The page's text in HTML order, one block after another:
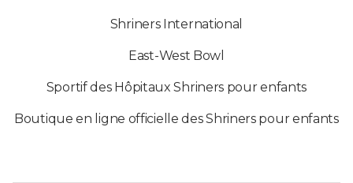
Shriners International
East-West Bowl
Sportif des Hôpitaux Shriners pour enfants
Boutique en ligne officielle des Shriners pour enfants